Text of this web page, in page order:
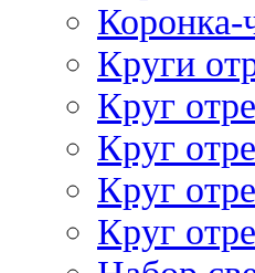
Круги
Круг
Круг
Круг
Круг